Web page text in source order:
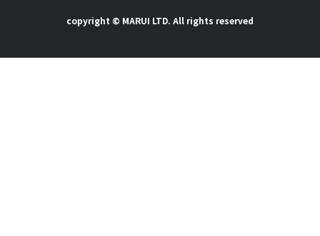
copyright © MARUI LTD. All rights reserved